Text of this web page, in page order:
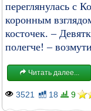
переглянулась с
коронным
косточек. –
полегче! –
Читать далее...
3521 18 9